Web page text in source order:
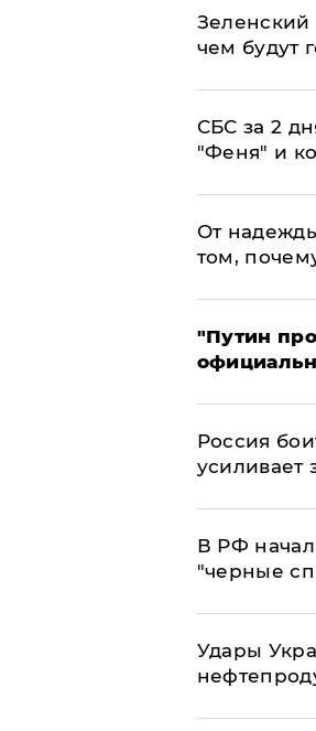
чем будут
СБС за 2
"Феня" и
От
том,
"Путин
Россия
усиливает
​В РФ
"черные
Удары